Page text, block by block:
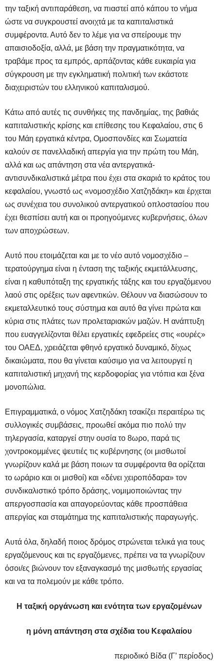
την ταξική αντιπαράθεση, να πιαστεί από κάπου το νήμα
ώστε να συγκρουστεί ανοιχτά με τα καπιταλιστικά
συμφέροντα. Αυτό δεν το λέμε για να σπείρουμε την
απαισιοδοξία, αλλά, με βάση την πραγματικότητα, να
τραβάμε προς τα εμπρός, αρπάζοντας κάθε ευκαιρία για
σύγκρουση με την εγκληματική πολιτική των εκάστοτε
διαχειριστών του ελληνικού καπιταλισμού.
Κάτω από αυτές τις συνθήκες της πανδημίας, της βαθιάς
καπιταλιστικής κρίσης και επίθεσης του Κεφαλαίου, στις 6
του Μάη εργατικά κέντρα, Ομοσπονδίες και Σωματεία
καλούν σε πανελλαδική απεργία για την πρώτη του Μάη,
αλλά και ως απάντηση στα νέα αντεργατικά-
αντισυνδικαλιστικά μέτρα που έχει στα σκαριά το κράτος του
κεφαλαίου, γνωστό ως «νομοσχέδιο Χατζηδάκη» και έρχεται
ως συνέχεια του συνολικού αντεργατικού οπλοστασίου που
έχει θεσπίσει αυτή και οι προηγούμενες κυβερνήσεις, όλων
των αποχρώσεων.
Αυτό που ετοιμάζεται και με το νέο αυτό νομοσχέδιο –
τερατούργημα είναι η ένταση της ταξικής εκμετάλλευσης,
είναι η καθυπόταξη της εργατικής τάξης και του εργαζόμενου
λαού στις ορέξεις των αφεντικών. Θέλουν να διασώσουν το
εκμεταλλευτικό τους σύστημα και αυτό θα γίνει πρώτα και
κύρια στις πλάτες των προλεταριακών μαζών. Η ανάπτυξη
που ευαγγελίζονται θέλει εργατικές εφεδρείες στις «ουρές»
του ΟΑΕΔ, χρειάζεται φθηνό εργατικό δυναμικό, δίχως
δικαιώματα, που θα γίνεται καύσιμο για να λειτουργεί η
καπιταλιστική μηχανή της κερδοφορίας για ντόπια και ξένα
μονοπώλια.
Επιγραμματικά, ο νόμος Χατζηδάκη τσακίζει περαιτέρω τις
συλλογικές συμβάσεις, προωθεί ακόμα πιο πολύ την
τηλεργασία, καταργεί στην ουσία το 8ωρο, παρά τις
χοντροκομμένες ψευτιές τις κυβέρνησης (οι μισθωτοί
γνωρίζουν καλά με βάση ποιων τα συμφέροντα θα ορίζεται
το ωράριο και οι μισθοί) και «δένει χειροπόδαρα» τον
συνδικαλιστικό τρόπο δράσης, νομιμοποιώντας την
απεργοσπασία και απαγορεύοντας κάθε προσπάθεια
απεργίας και σταμάτημα της καπιταλιστικής παραγωγής.
Αυτά όλα, δηλαδή ποιος δρόμος στρώνεται τελικά για τους
εργαζόμενους και τις εργαζόμενες, πρέπει να τα γνωρίζουν
όσοι/ες βιώνουν τον εξαναγκασμό της μισθωτής εργασίας
και να τα πολεμούν με κάθε τρόπο.
Η ταξική οργάνωση και ενότητα των εργαζομένων
η μόνη απάντηση στα σχέδια του Κεφαλαίου
περιοδικό Βίδα (Γ’ περίοδος)